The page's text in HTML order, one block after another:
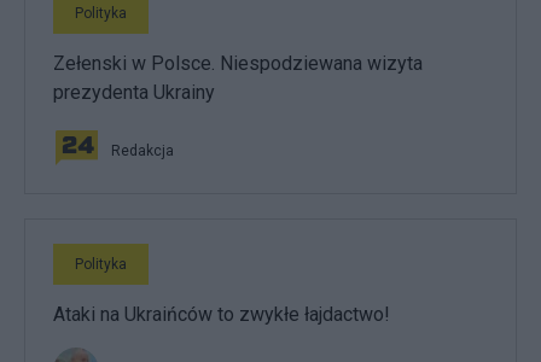
Polityka
Zełenski w Polsce. Niespodziewana wizyta
prezydenta Ukrainy
Redakcja
Polityka
Ataki na Ukraińców to zwykłe łajdactwo!